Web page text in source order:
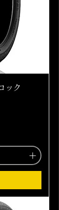
ック